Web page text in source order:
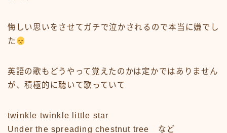
悔しい思いをさせてガチで泣かされるので本当に嫌でし
た
英語の歌もどうやって覚えたのかは定かではありません
が、積極的に聴いて歌っていて
twinkle twinkle little star
Under the spreading chestnut tree など